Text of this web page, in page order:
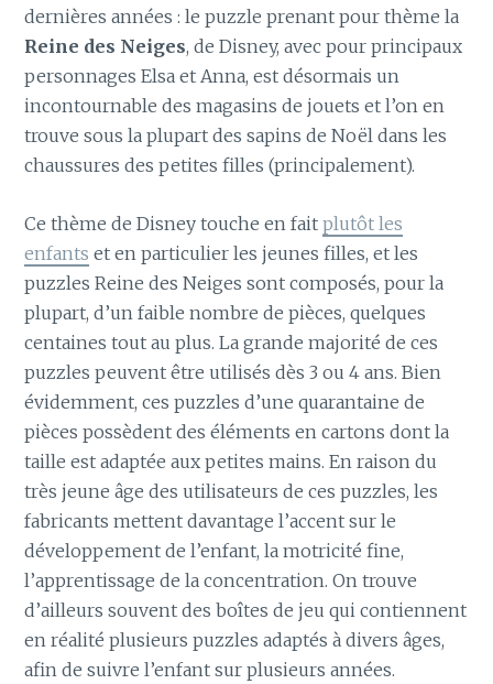
dernières années : le puzzle prenant pour thème la
Reine des Neiges, de Disney, avec pour principaux
personnages Elsa et Anna, est désormais un
incontournable des magasins de jouets et l’on en
trouve sous la plupart des sapins de Noël dans les
chaussures des petites filles (principalement).
Ce thème de Disney touche en faitplutôt les
enfants et en particulier les jeunes filles, et les
puzzles Reine des Neiges sont composés, pour la
plupart, d’un faible nombre de pièces, quelques
centaines tout au plus. La grande majorité de ces
puzzles peuvent être utilisés dès 3 ou 4 ans. Bien
évidemment, ces puzzles d’une quarantaine de
pièces possèdent des éléments en cartons dont la
taille est adaptée aux petites mains. En raison du
très jeune âge des utilisateurs de ces puzzles, les
fabricants mettent davantage l’accent sur le
développement de l’enfant, la motricité fine,
l’apprentissage de la concentration. On trouve
d’ailleurs souvent des boîtes de jeu qui contiennent
en réalité plusieurs puzzles adaptés à divers âges,
afin de suivre l’enfant sur plusieurs années.